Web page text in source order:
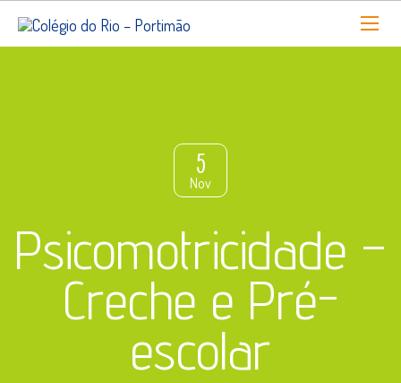
5
Nov
Psicomotricidade –
Creche e Pré-
escolar